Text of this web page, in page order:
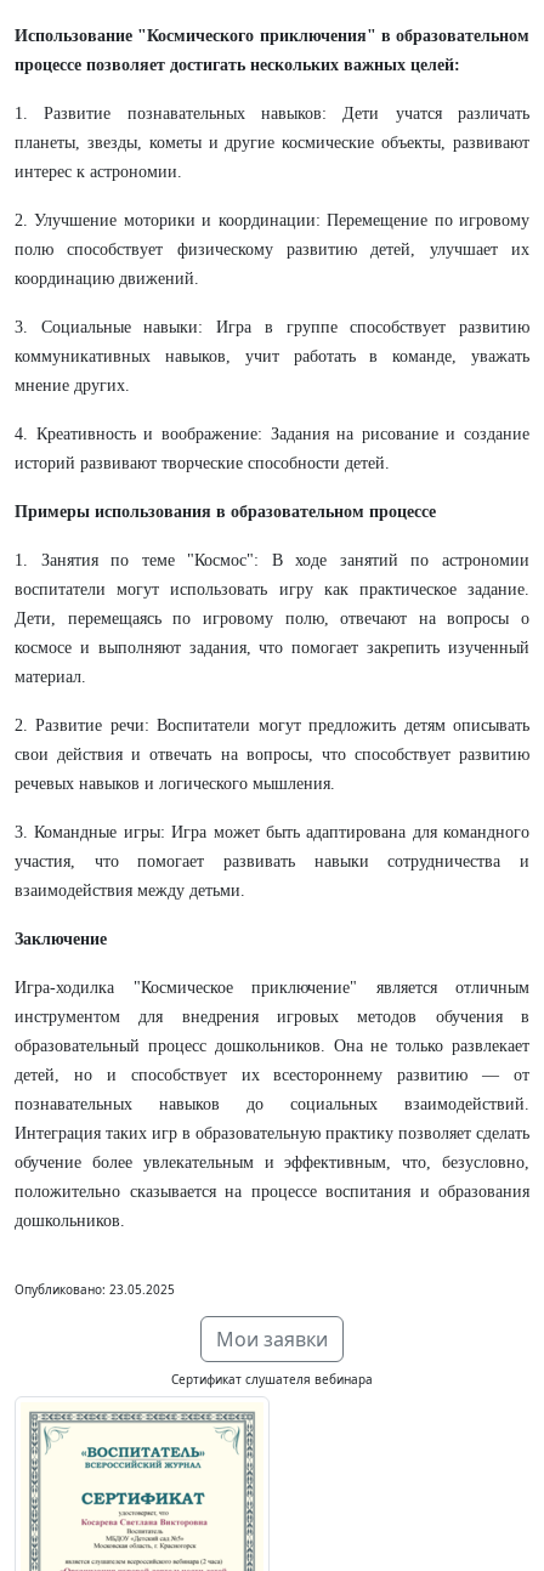
Использование "Космического приключения" в образовательном
процессе позволяет достигать нескольких важных целей:
1. Развитие познавательных навыков: Дети учатся различать
планеты, звезды, кометы и другие космические объекты, развивают
интерес к астрономии.
2. Улучшение моторики и координации: Перемещение по игровому
полю способствует физическому развитию детей, улучшает их
координацию движений.
3. Социальные навыки: Игра в группе способствует развитию
коммуникативных навыков, учит работать в команде, уважать
мнение других.
4. Креативность и воображение: Задания на рисование и создание
историй развивают творческие способности детей.
Примеры использования в образовательном процессе
1. Занятия по теме "Космос": В ходе занятий по астрономии
воспитатели могут использовать игру как практическое задание.
Дети, перемещаясь по игровому полю, отвечают на вопросы о
космосе и выполняют задания, что помогает закрепить изученный
материал.
2. Развитие речи: Воспитатели могут предложить детям описывать
свои действия и отвечать на вопросы, что способствует развитию
речевых навыков и логического мышления.
3. Командные игры: Игра может быть адаптирована для командного
участия, что помогает развивать навыки сотрудничества и
взаимодействия между детьми.
Заключение
Игра-ходилка "Космическое приключение" является отличным
инструментом для внедрения игровых методов обучения в
образовательный процесс дошкольников. Она не только развлекает
детей, но и способствует их всестороннему развитию — от
познавательных навыков до социальных взаимодействий.
Интеграция таких игр в образовательную практику позволяет сделать
обучение более увлекательным и эффективным, что, безусловно,
положительно сказывается на процессе воспитания и образования
дошкольников.
Опубликовано: 23.05.2025
Мои заявки
Сертификат слушателя вебинара